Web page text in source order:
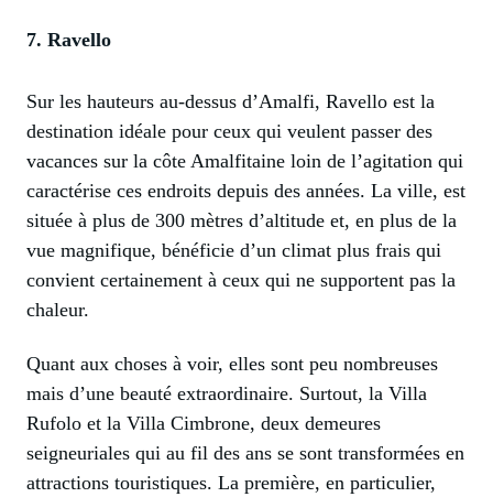
7. Ravello
Sur les hauteurs au-dessus d’Amalfi, Ravello est la
destination idéale pour ceux qui veulent passer des
vacances sur la côte Amalfitaine loin de l’agitation qui
caractérise ces endroits depuis des années. La ville, est
située à plus de 300 mètres d’altitude et, en plus de la
vue magnifique, bénéficie d’un climat plus frais qui
convient certainement à ceux qui ne supportent pas la
chaleur.
Quant aux choses à voir, elles sont peu nombreuses
mais d’une beauté extraordinaire. Surtout, la Villa
Rufolo et la Villa Cimbrone, deux demeures
seigneuriales qui au fil des ans se sont transformées en
attractions touristiques. La première, en particulier,